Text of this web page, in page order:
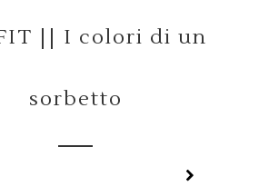
|| I colori di un
sorbetto